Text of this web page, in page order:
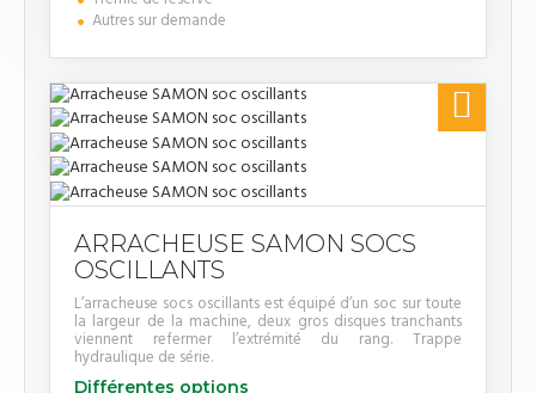
Autres sur demande

ARRACHEUSE SAMON SOCS
OSCILLANTS
L’arracheuse socs oscillants est équipé d’un soc sur toute
la largeur de la machine, deux gros disques tranchants
viennent refermer l’extrémité du rang. Trappe
hydraulique de série.
Différentes options